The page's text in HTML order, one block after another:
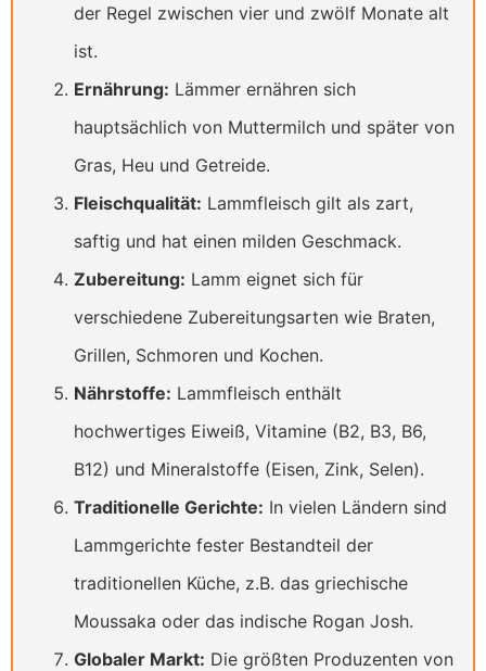
der Regel zwischen vier und zwölf Monate alt
ist.
Ernährung: Lämmer ernähren sich
hauptsächlich von Muttermilch und später von
Gras, Heu und Getreide.
Fleischqualität: Lammfleisch gilt als zart,
saftig und hat einen milden Geschmack.
Zubereitung: Lamm eignet sich für
verschiedene Zubereitungsarten wie Braten,
Grillen, Schmoren und Kochen.
Nährstoffe: Lammfleisch enthält
hochwertiges Eiweiß, Vitamine (B2, B3, B6,
B12) und Mineralstoffe (Eisen, Zink, Selen).
Traditionelle Gerichte: In vielen Ländern sind
Lammgerichte fester Bestandteil der
traditionellen Küche, z.B. das griechische
Moussaka oder das indische Rogan Josh.
Globaler Markt: Die größten Produzenten von